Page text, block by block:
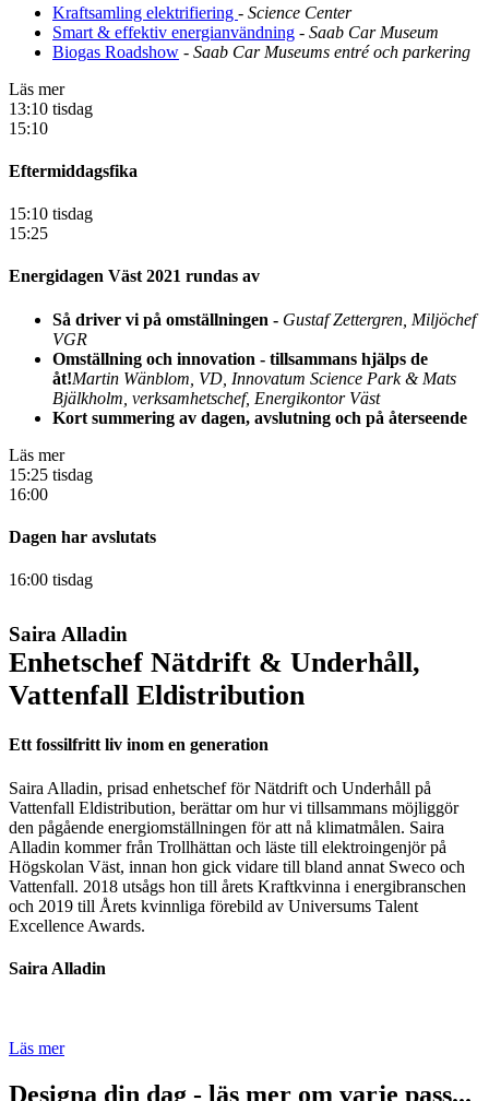
Kraftsamling elektrifiering - Science Center
Smart & effektiv energianvändning - Saab Car Museum
Biogas Roadshow - Saab Car Museums entré och parkering
Läs mer
13:10 tisdag
15:10
Eftermiddagsfika
15:10 tisdag
15:25
Energidagen Väst 2021 rundas av
Så driver vi på omställningen - Gustaf Zettergren, Miljöchef
VGR
Omställning och innovation - tillsammans hjälps de
åt!Martin Wänblom, VD, Innovatum Science Park & Mats
Bjälkholm, verksamhetschef, Energikontor Väst
Kort summering av dagen, avslutning och på återseende
Läs mer
15:25 tisdag
16:00
Dagen har avslutats
16:00 tisdag
Saira Alladin
Enhetschef Nätdrift & Underhåll,
Vattenfall Eldistribution
Ett fossilfritt liv inom en generation
Saira Alladin, prisad enhetschef för Nätdrift och Underhåll på
Vattenfall Eldistribution, berättar om hur vi tillsammans möjliggör
den pågående energiomställningen för att nå klimatmålen. Saira
Alladin kommer från Trollhättan och läste till elektroingenjör på
Högskolan Väst, innan hon gick vidare till bland annat Sweco och
Vattenfall. 2018 utsågs hon till årets Kraftkvinna i energibranschen
och 2019 till Årets kvinnliga förebild av Universums Talent
Excellence Awards.
Saira Alladin
Läs mer
Designa din dag - läs mer om varje pass...